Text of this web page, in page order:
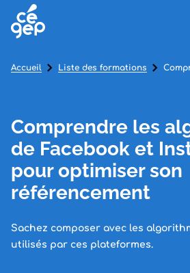
Comprendre les
de Facebook et
pour optimiser son
référencement
Sachez composer avec les
utilisés par ces plateformes.
Accueil Liste des formations